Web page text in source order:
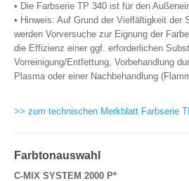
• Die Farbserie TP 340 ist für den
• Hinweis: Auf Grund der Vielfältigkeit der
werden Vorversuche zur Eignung der
die Effizienz einer ggf. erforderlichen
Vorreinigung/Entfettung, Vorbehandlung
Plasma oder einer Nachbehandlung
>> zum technischen Merkblatt Farbserie
Farbtonauswahl
C-MIX SYSTEM 2000 P*